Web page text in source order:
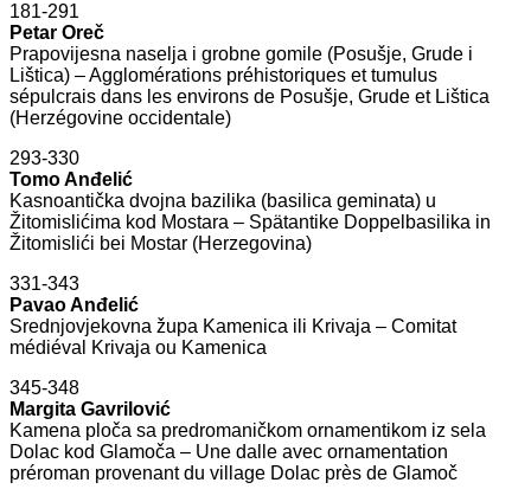
181-291
Petar Oreč
Prapovijesna naselja i grobne gomile (Posušje, Grude i
Lištica) – Agglomérations préhistoriques et tumulus
sépulcrais dans les environs de Posušje, Grude et Lištica
(Herzégovine occidentale)
293-330
Tomo Anđelić
Kasnoantička dvojna bazilika (basilica geminata) u
Žitomislićima kod Mostara – Spätantike Doppelbasilika in
Žitomislići bei Mostar (Herzegovina)
331-343
Pavao Anđelić
Srednjovjekovna župa Kamenica ili Krivaja – Comitat
médiéval Krivaja ou Kamenica
345-348
Margita Gavrilović
Kamena ploča sa predromaničkom ornamentikom iz sela
Dolac kod Glamoča – Une dalle avec ornamentation
préroman provenant du village Dolac près de Glamoč